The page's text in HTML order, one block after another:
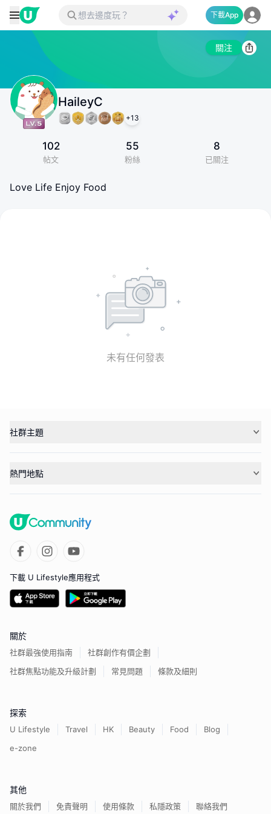
下載App
關注
HaileyC
+13
102
帖文
55
粉絲
8
已關注
Love Life Enjoy Food
未有任何發表
社群主題
熱門地點
下載 U Lifestyle應用程式
關於
社群最強使用指南
社群創作有價企劃
社群焦點功能及升級計劃
常見問題 條款及細則
探索
U Lifestyle Travel HK Beauty Food
Blog
e-zone
其他
關於我們 免責聲明 使用條款 私隱政策 聯絡我們